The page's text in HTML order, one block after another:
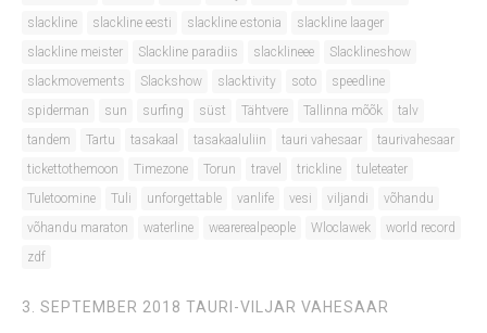
slackline
slackline eesti slackline estonia
slackline laager
slackline meister
Slackline paradiis slacklineee
Slacklineshow
slackmovements
Slackshow slacktivity soto
speedline
spiderman
sun surfing süst Tähtvere Tallinna mõõk
talv
tandem
Tartu tasakaal tasakaaluliin tauri vahesaar
taurivahesaar
tickettothemoon
Timezone Torun travel trickline
tuleteater
Tuletoomine
Tuli unforgettable vanlife vesi viljandi
võhandu
võhandu maraton
waterline wearerealpeople Wloclawek
world record
zdf
3. SEPTEMBER 2018 TAURI-VILJAR VAHESAAR